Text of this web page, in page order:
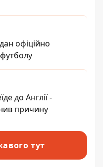
офіційно
до Англії -
причину
тут